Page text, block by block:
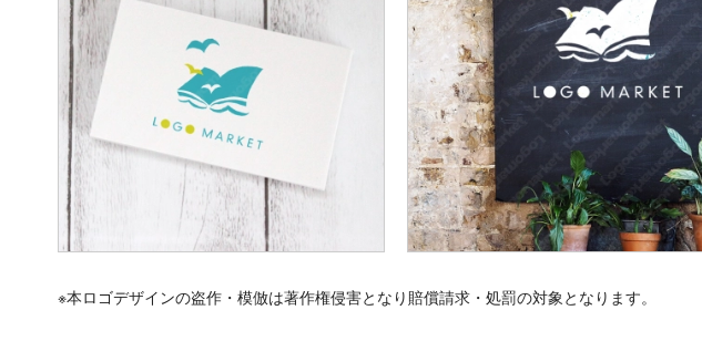
※本ロゴデザインの盗作・模倣は著作権侵害となり賠償請求・処罰の対象となります。